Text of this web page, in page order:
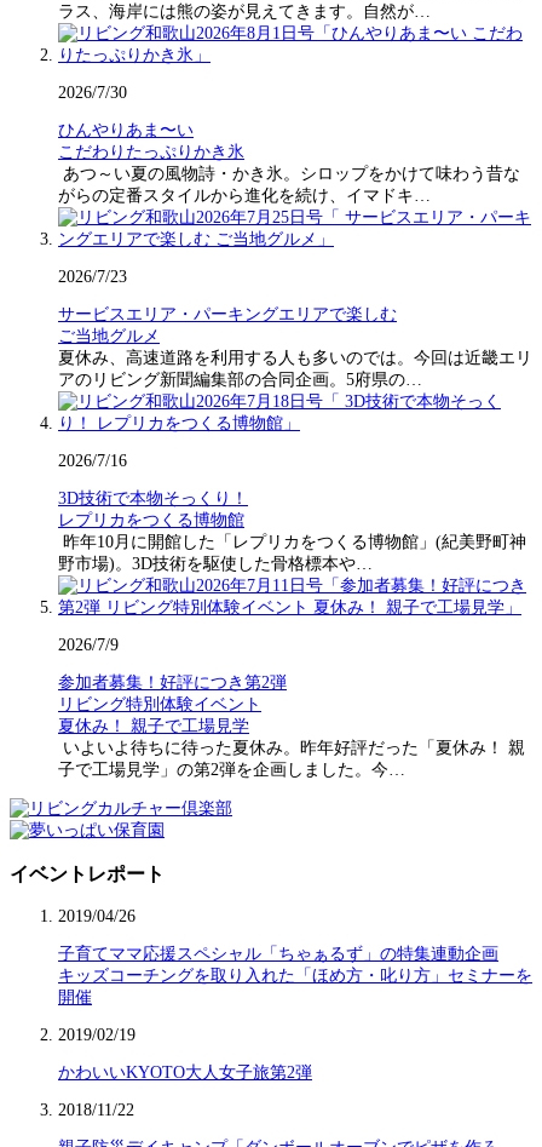
ラス、海岸には熊の姿が見えてきます。自然が…
2026/7/30
ひんやりあま〜い
こだわりたっぷりかき氷
あつ～い夏の風物詩・かき氷。シロップをかけて味わう昔な
がらの定番スタイルから進化を続け、イマドキ…
2026/7/23
サービスエリア・パーキングエリアで楽しむ
ご当地グルメ
夏休み、高速道路を利用する人も多いのでは。今回は近畿エリ
アのリビング新聞編集部の合同企画。5府県の…
2026/7/16
3D技術で本物そっくり！
レプリカをつくる博物館
昨年10月に開館した「レプリカをつくる博物館」(紀美野町神
野市場)。3D技術を駆使した骨格標本や…
2026/7/9
参加者募集！好評につき第2弾
リビング特別体験イベント
夏休み！ 親子で工場見学
いよいよ待ちに待った夏休み。昨年好評だった「夏休み！ 親
子で工場見学」の第2弾を企画しました。今…
イベントレポート
2019/04/26
子育てママ応援スペシャル「ちゃぁるず」の特集連動企画
キッズコーチングを取り入れた「ほめ方・叱り方」セミナーを
開催
2019/02/19
かわいいKYOTO大人女子旅第2弾
2018/11/22